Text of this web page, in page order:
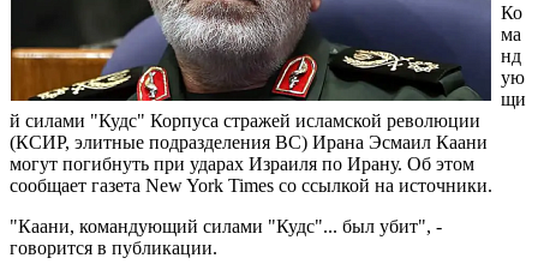
Ко
ма
нд
ую
щи
й силами "Кудс" Корпуса стражей исламской революции
(КСИР, элитные подразделения ВС) Ирана Эсмаил Каани
могут погибнуть при ударах Израиля по Ирану. Об этом
сообщает газета New York Times со ссылкой на источники.
"Каани, командующий силами "Кудс"... был убит", -
говорится в публикации.